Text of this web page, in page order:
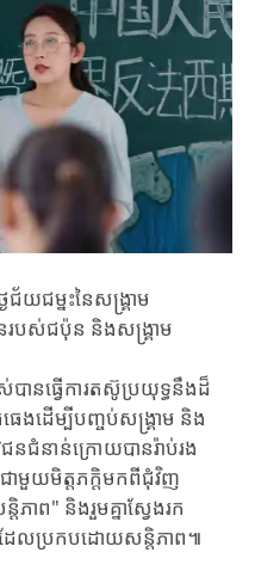
យជម្នះនៃសង្រ្គាម
របស់ជប៉ុន និងសង្រ្គាម
ានធ្វើការតស៊ូប្រយុទ្ធនឹងដ៏
ងដើម្បីបញ្ចប់សង្គ្រាម និង
ជនជំនាន់ក្រោយបានរ៉ាប់រង
ាមួយមិត្តភក្តិមកពីជុំវិញ
ាព" និងរួមគ្នាស្វែងរក
ែលប្រកបដោយសន្តិភាព៕